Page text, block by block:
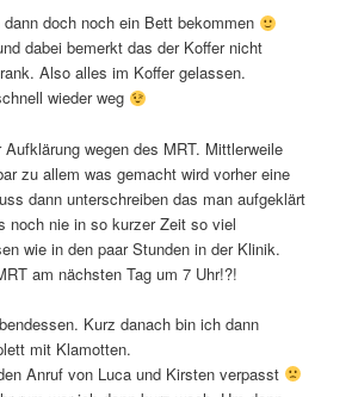
doch noch ein Bett bekommen
dabei bemerkt das der Koffer nicht
Also alles im Koffer gelassen.
wieder weg
wegen des MRT. Mittlerweile
zu allem was gemacht wird vorher eine
dann unterschreiben das man aufgeklärt
noch nie in so kurzer Zeit so viel
wie in den paar Stunden in der Klinik.
am nächsten Tag um 7 Uhr!?!
Kurz danach bin ich dann
mit Klamotten.
Anruf von Luca und Kirsten verpasst